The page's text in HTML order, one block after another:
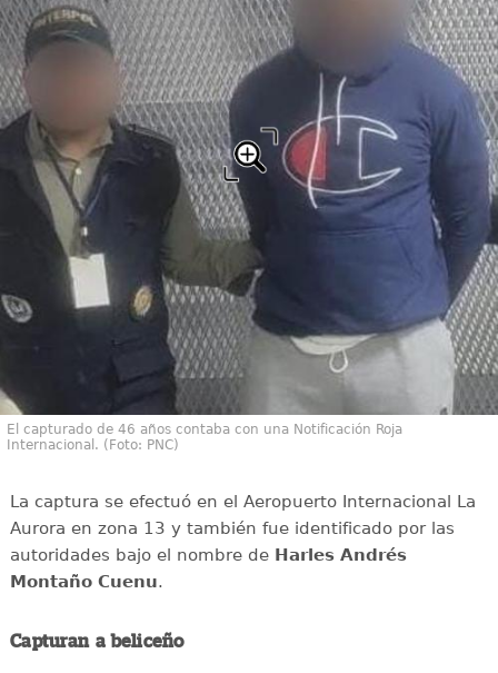
El capturado de 46 años contaba con una Notificación Roja
Internacional. (Foto: PNC)
La captura se efectuó en el Aeropuerto Internacional La
Aurora en zona 13 y también fue identificado por las
autoridades bajo el nombre de Harles Andrés
Montaño Cuenu.
Capturan a beliceño